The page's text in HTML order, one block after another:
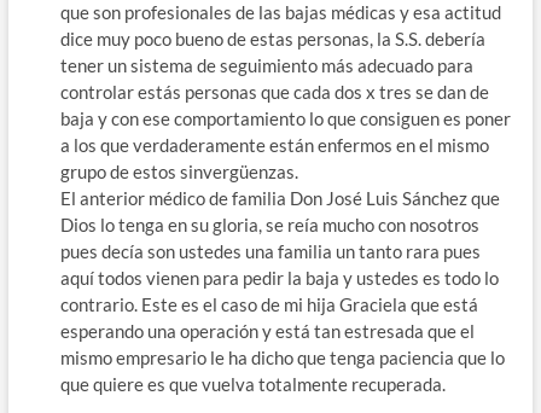
que son profesionales de las bajas médicas y esa actitud
dice muy poco bueno de estas personas, la S.S. debería
tener un sistema de seguimiento más adecuado para
controlar estás personas que cada dos x tres se dan de
baja y con ese comportamiento lo que consiguen es poner
a los que verdaderamente están enfermos en el mismo
grupo de estos sinvergüenzas.
El anterior médico de familia Don José Luis Sánchez que
Dios lo tenga en su gloria, se reía mucho con nosotros
pues decía son ustedes una familia un tanto rara pues
aquí todos vienen para pedir la baja y ustedes es todo lo
contrario. Este es el caso de mi hija Graciela que está
esperando una operación y está tan estresada que el
mismo empresario le ha dicho que tenga paciencia que lo
que quiere es que vuelva totalmente recuperada.